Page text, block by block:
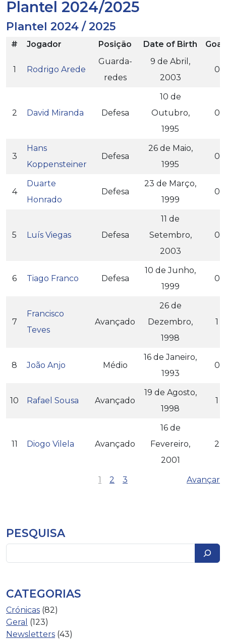
Plantel 2024/2025
Plantel 2024 / 2025
# Jogador Posição Date of Birth
1 Rodrigo Arede
Guarda-
redes
9 de Abril,
2003
0
2 David Miranda Defesa
10 de
Outubro,
1995
0
3
Hans
Koppensteiner
Defesa
26 de Maio,
1995
0
4
Duarte
Honrado
Defesa
23 de Março,
1999
0
5 Luís Viegas Defesa
11 de
Setembro,
2003
0
6 Tiago Franco Defesa
10 de Junho,
1999
0
7
Francisco
Teves
Avançado
26 de
Dezembro,
1998
1
8 João Anjo Médio
16 de Janeiro,
1993
0
10 Rafael Sousa Avançado
19 de Agosto,
1998
1
11 Diogo Vilela Avançado
16 de
Fevereiro,
2001
2
1 2 3 Avançar
PESQUISA
CATEGORIAS
Crónicas (82)
Geral (123)
Newsletters (43)